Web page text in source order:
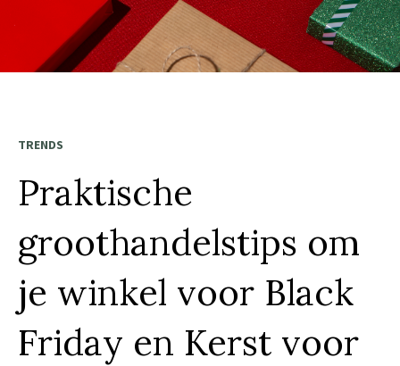
TRENDS
Praktische
groothandelstips om
je winkel voor Black
Friday en Kerst voor